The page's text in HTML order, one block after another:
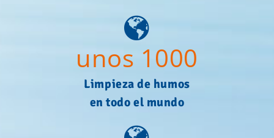
unos 1000
Limpieza de humos
en todo el mundo